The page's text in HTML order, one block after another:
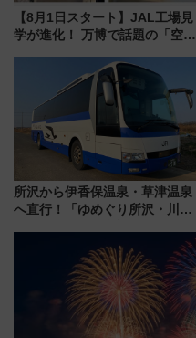
【8月1日スタート】JAL工場見
学が進化！ 万博で話題の「空飛
限定の歴代制服仮想試着体験も
レポート
所沢から伊香保温泉・草津温泉
へ直行！「ゆめぐり所沢・川越
軽に 運行ダイヤ・運賃を解説